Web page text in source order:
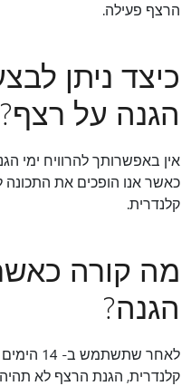
הרצף פעילה.
כיצד ניתן
הגנה על רצף?
כאשר אנו הופכים את
קלנדרית.
מה קורה כאשר
הגנה?
לאחר
קלנדרית, הגנת הרצף לא